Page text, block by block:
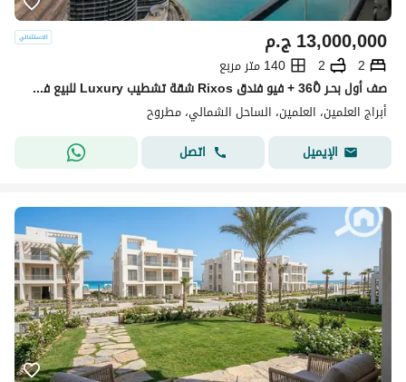
ج.م13,000,000
2
2
140 متر مربع
صف أول بحـر 360ْ + فيو فندق Rixos شقة تشطيب Luxury للبيع في أبراج العلمين الساحل الشمالي بجوار مارينا ومراسي Alamein Towers North Coast
أبراج العلمين، العلمين، الساحل الشمالي، مطروح
الإيميل
اتصل